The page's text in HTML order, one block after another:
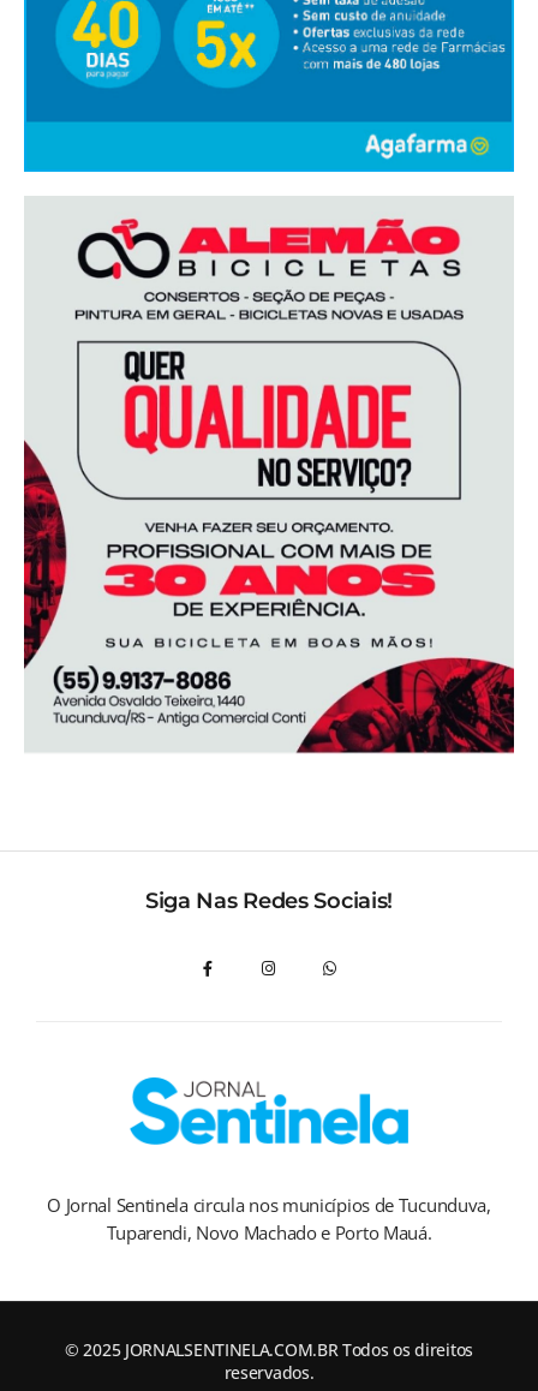
Siga Nas Redes Sociais!
O Jornal Sentinela circula nos municípios de Tucunduva,
Tuparendi, Novo Machado e Porto Mauá.
© 2025 JORNALSENTINELA.COM.BR Todos os direitos
reservados.